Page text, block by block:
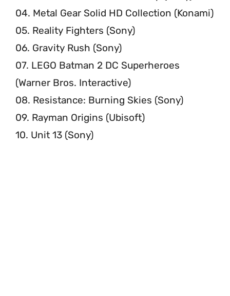
04. Metal Gear Solid HD Collection (Konami)
05. Reality Fighters (Sony)
06. Gravity Rush (Sony)
07. LEGO Batman 2 DC Superheroes
(Warner Bros. Interactive)
08. Resistance: Burning Skies (Sony)
09. Rayman Origins (Ubisoft)
10. Unit 13 (Sony)